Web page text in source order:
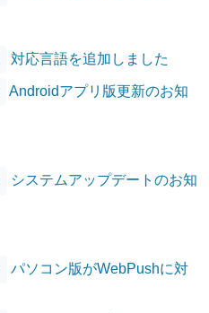
対応言語を追加しました
Androidアプリ版更新のお知
システムアップデートのお知
パソコン版がWebPushに対